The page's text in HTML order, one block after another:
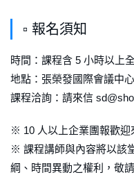
▫ 報名須知
時間：課程含 5 小時以上
地點：張榮發國際會議中
課程洽詢：請來信
※ 10 人以上企業團報歡迎
※ 課程講師與內容將以該
綱、時間異動之權利，敬